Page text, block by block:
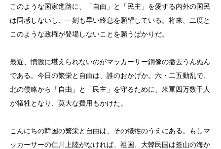
このような国家進路に、「自由」と「民主」を愛する内外の国民
は同感しないし、一刻も早い終息を願望している。将来、二度と
このような政権が登場しないことを願うばかりだ。
最近、憤激に堪えられないのがマッカーサー銅像の撤去うんぬん
である。今日の繁栄と自由は、誰のおかげか。六・二五動乱で、
北の侵略から「自由」と「民主」を守るために、米軍四万数千人
が犠牲となり、莫大な費用もかけた。
こんにちの韓国の繁栄と自由は、その犠牲のうえにある。もしマ
ッカーサーの仁川上陸がなければ、祖国、大韓民国は釜山の海か